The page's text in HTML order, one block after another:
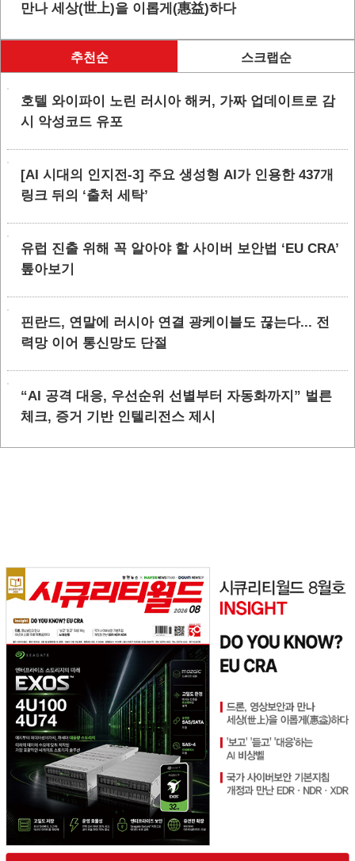
만나 세상(世上)을 이롭게(惠益)하다
추천순 스크랩순
호텔 와이파이 노린 러시아 해커, 가짜 업데이트로 감
시 악성코드 유포
[AI 시대의 인지전-3] 주요 생성형 AI가 인용한 437개
링크 뒤의 ‘출처 세탁’
유럽 진출 위해 꼭 알아야 할 사이버 보안법 ‘EU CRA’
톺아보기
핀란드, 연말에 러시아 연결 광케이블도 끊는다... 전
력망 이어 통신망도 단절
“AI 공격 대응, 우선순위 선별부터 자동화까지” 벌른
체크, 증거 기반 인텔리전스 제시